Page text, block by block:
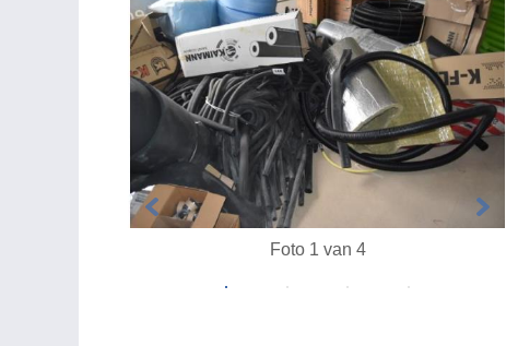
Foto 1 van 4